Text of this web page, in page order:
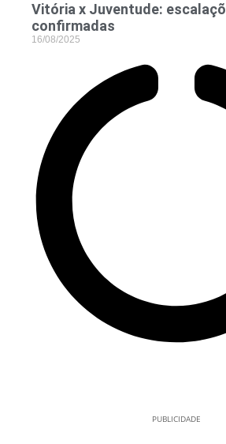
Vitória x Juventude:
confirmadas
16/08/2025
PUBLICIDADE